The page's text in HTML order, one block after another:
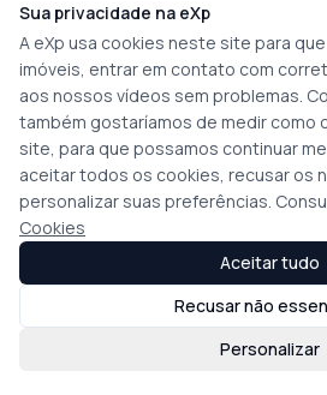
Sua privacidade na eXp
A eXp usa cookies neste site para
imóveis, entrar em contato com
aos nossos vídeos sem problemas.
também gostaríamos de medir como
site, para que possamos continuar
aceitar todos os cookies, recusar os
personalizar suas preferências.
Cookies
Personalizar
Recusar não
Aceitar tudo